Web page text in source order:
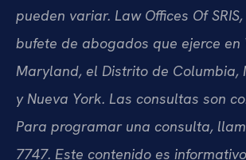
pueden variar. Law Offices Of SRIS,
bufete de abogados que ejerce en
Maryland, el Distrito de Columbia,
y Nueva York. Las consultas son
Para programar una consulta,
7747. Este contenido es